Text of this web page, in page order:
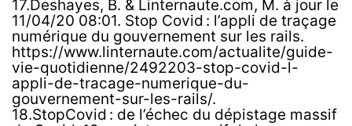
17.Deshayes, B. & Linternaute.com, M. à jour le
11/04/20 08:01. Stop Covid : l’appli de traçage
numérique du gouvernement sur les rails.
https://www.linternaute.com/actualite/guide-
vie-quotidienne/2492203-stop-covid-l-
appli-de-tracage-numerique-du-
gouvernement-sur-les-rails/.
18.StopCovid : de l’échec du dépistage massif